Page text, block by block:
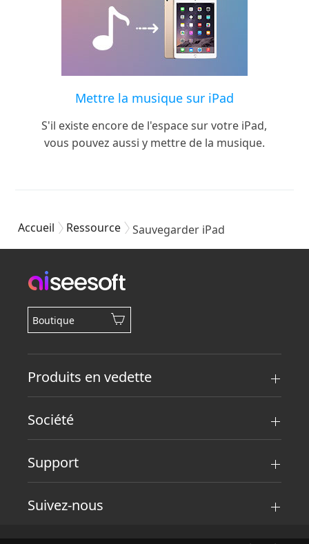
Mettre la musique sur iPad
S'il existe encore de l'espace sur votre iPad,
vous pouvez aussi y mettre de la musique.
Accueil Ressource Sauvegarder iPad
Boutique
Produits en vedette
Société
Support
Suivez-nous